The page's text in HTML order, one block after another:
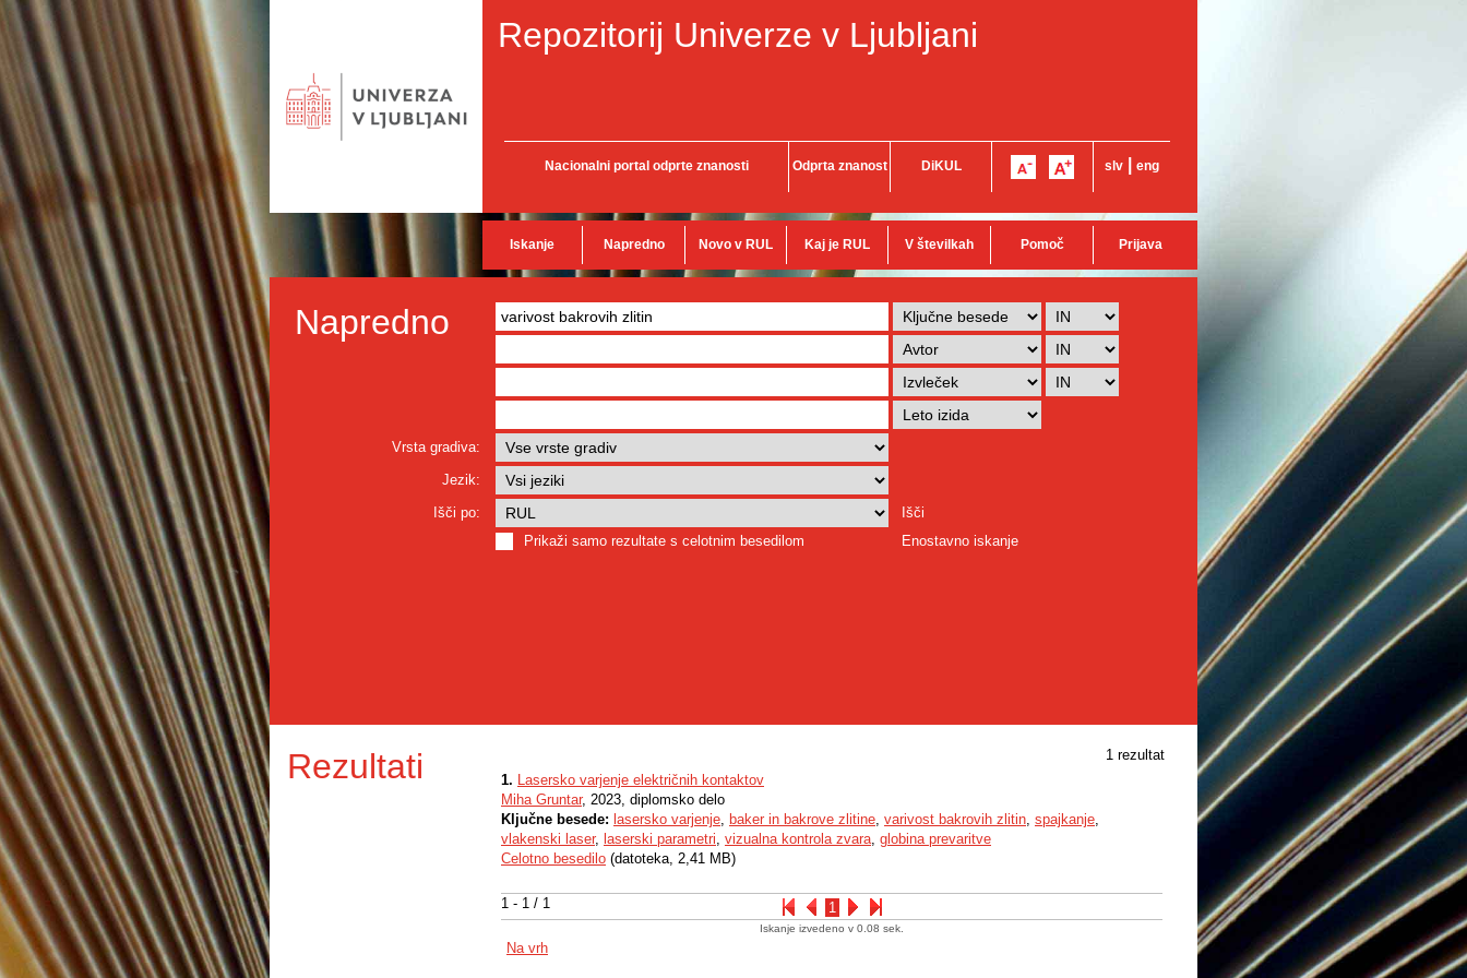
Repozitorij Univerze v Ljubljani
Nacionalni portal odprte znanosti Odprta znanost DiKUL slv eng
Iskanje Napredno Novo v RUL Kaj je RUL V številkah Pomoč Prijava
Napredno
Vrsta gradiva:
Jezik:
Išči po:
Išči
Prikaži samo rezultate s celotnim besedilom
Enostavno iskanje
Rezultati 1 rezultat
1 - 1 / 1 1
1. Lasersko varjenje električnih kontaktov
Miha Gruntar, 2023, diplomsko delo
Ključne besede: lasersko varjenje, baker in bakrove zlitine, varivost bakrovih zlitin, spajkanje,
vlakenski laser, laserski parametri, vizualna kontrola zvara, globina prevaritve
Celotno besedilo (datoteka, 2,41 MB)
Iskanje izvedeno v 0.08 sek.
Na vrh